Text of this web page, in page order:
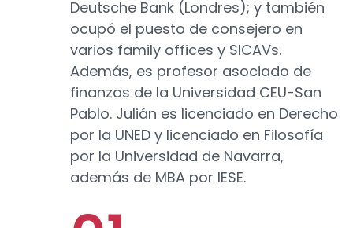
Deutsche Bank (Londres); y también
ocupó el puesto de consejero en
varios family offices y SICAVs.
Además, es profesor asociado de
finanzas de la Universidad CEU-San
Pablo. Julián es licenciado en Derecho
por la UNED y licenciado en Filosofía
por la Universidad de Navarra,
además de MBA por IESE.